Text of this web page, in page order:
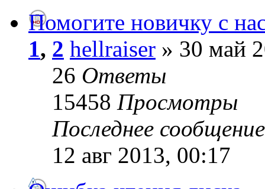
Помогите новичку с
1, 2 hellraiser » 30 май
26 Ответы
15458 Просмотры
Последнее
12 авг 2013, 00:17